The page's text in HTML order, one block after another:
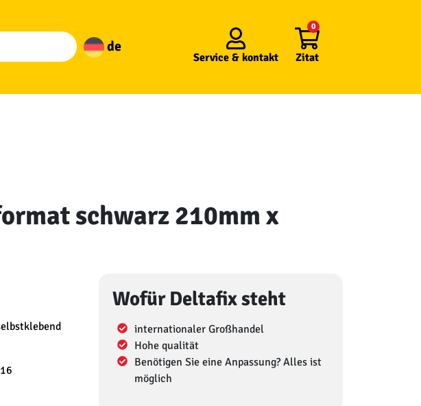
de
Service & kontakt Zitat
0
schwarz 210mm x
Wofür Deltafix steht
internationaler Großhandel
Hohe qualität
Benötigen Sie eine Anpassung? Alles ist
möglich